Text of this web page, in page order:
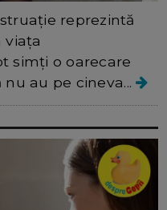
reprezintă
simți o oarecare
nu au pe cineva...